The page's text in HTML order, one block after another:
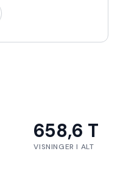
658,6 T
VISNINGER I ALT